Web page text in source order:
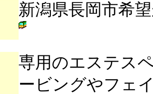
新潟県長岡市希
専用のエステス
ービングやフェ